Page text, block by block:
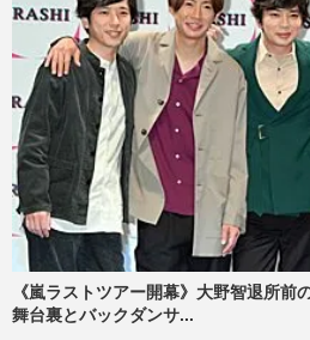
《嵐ラストツアー開幕》大野智退所前
舞台裏とバックダンサ...